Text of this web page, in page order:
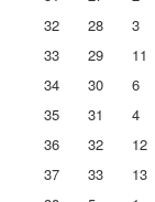
32
28 3
33
29 11
34
30 6
35
31 4
36
32 12
37
33 13